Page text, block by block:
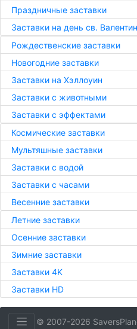
Праздничные заставки
Заставки на день св.
Рождественские заставки
Новогодние заставки
Заставки на Хэллоуин
Заставки с животными
Заставки с эффектами
Космические заставки
Мультяшные заставки
Заставки с водой
Заставки с часами
Весенние заставки
Летние заставки
Осенние заставки
Зимние заставки
Заставки 4K
Заставки HD
© 2007-2026